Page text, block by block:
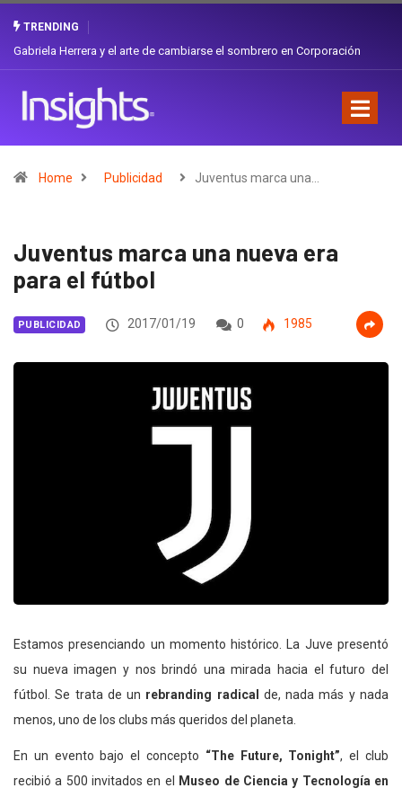
TRENDING
¿Cambiar de agencia mejora una marca? La discusión que atraviesa a
Home Publicidad Juventus marca una…
Juventus marca una nueva era
para el fútbol
PUBLICIDAD 2017/01/19 0 1985
Estamos presenciando un momento histórico. La Juve presentó
su nueva imagen y nos brindó una mirada hacia el futuro del
fútbol. Se trata de un rebranding radical
de, nada más y nada
menos, uno de los clubs más queridos del planeta.
En un evento bajo el concepto “The Future, Tonight”, el club
recibió a 500 invitados en el
Museo de Ciencia y Tecnología en